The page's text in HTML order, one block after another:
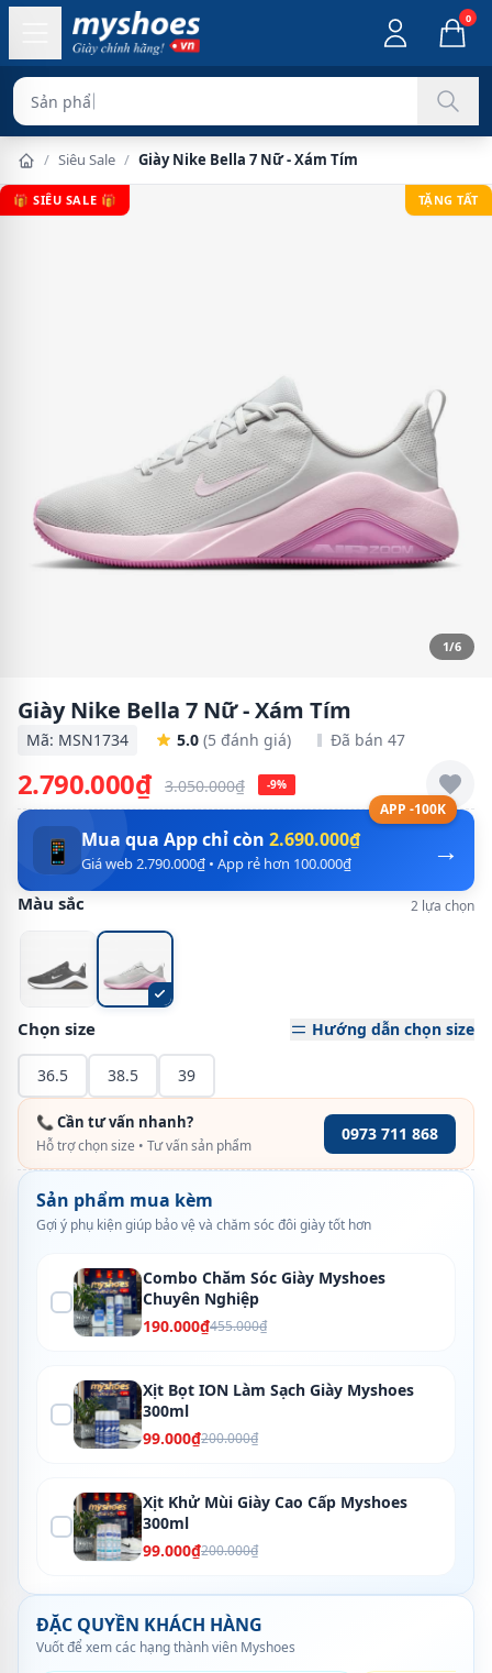
0
Sản phẩm chính hãn
/ Siêu Sale / Giày Nike Bella 7 Nữ - Xám Tím
🎁 SIÊU SALE 🎁 TẶNG TẤT
1/6
Giày Nike Bella 7 Nữ - Xám Tím
Mã: MSN1734 5.0 (5 đánh giá) Đã bán 47
2.790.000₫ 3.050.000₫ -9%
APP -100K
→
📱 Mua qua App chỉ còn 2.690.000₫
Giá web 2.790.000₫ • App rẻ hơn 100.000₫
Màu sắc 2 lựa chọn
Chọn size Hướng dẫn chọn size
36.5 38.5 39
📞 Cần tư vấn nhanh?
Hỗ trợ chọn size • Tư vấn sản phẩm
0973 711 868
Sản phẩm mua kèm
Gợi ý phụ kiện giúp bảo vệ và chăm sóc đôi giày tốt hơn
Combo Chăm Sóc Giày Myshoes
Chuyên Nghiệp
190.000₫455.000₫
Xịt Bọt ION Làm Sạch Giày Myshoes
300ml
99.000₫200.000₫
Xịt Khử Mùi Giày Cao Cấp Myshoes
300ml
99.000₫200.000₫
ĐẶC QUYỀN KHÁCH HÀNG
Vuốt để xem các hạng thành viên Myshoes